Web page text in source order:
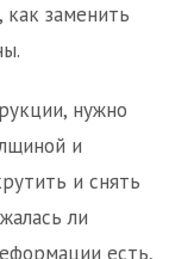
заменить
нужно
и
и снять
ли
есть,